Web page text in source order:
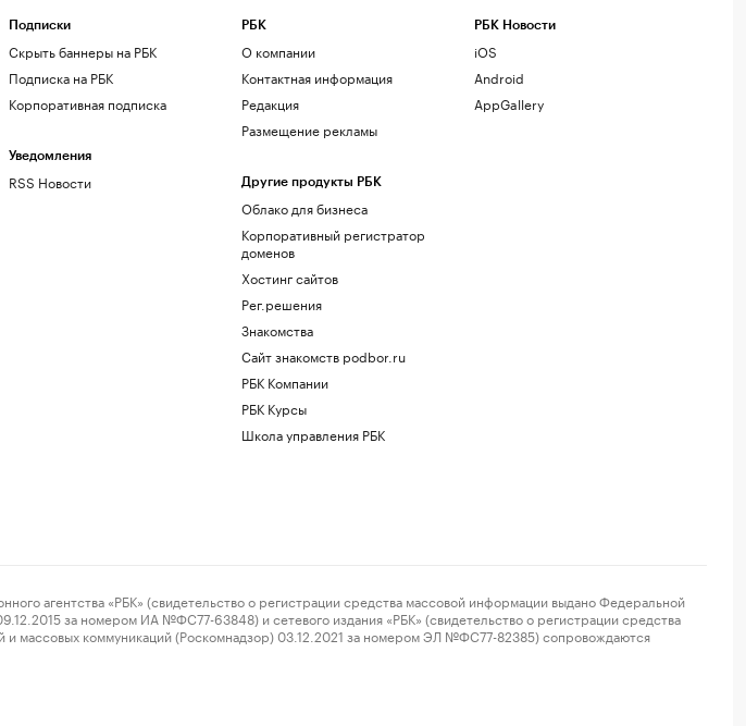
Подписки
Скрыть баннеры на РБК
Подписка на РБК
Корпоративная подписка
Уведомления
RSS Новости
РБК
О компании
Контактная информация
Редакция
Размещение рекламы
Другие продукты РБК
Облако для бизнеса
Корпоративный регистратор
доменов
Хостинг сайтов
Рег.решения
Знакомства
Сайт знакомств podbor.ru
РБК Компании
РБК Курсы
Школа управления РБК
РБК Новости
iOS
Android
AppGallery
«РБК» (свидетельство о регистрации средства массовой информации выдано Федеральной
за номером ИА №ФС77-63848) и сетевого издания «РБК» (свидетельство о регистрации средства
массовых коммуникаций (Роскомнадзор) 03.12.2021 за номером ЭЛ №ФС77-82385) сопровождаются